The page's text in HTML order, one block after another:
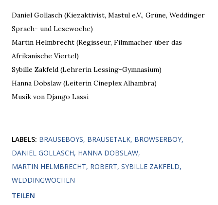
Daniel Gollasch (Kiezaktivist, Mastul e.V., Grüne, Weddinger
Sprach- und Lesewoche)
Martin Helmbrecht (Regisseur, Filmmacher über das
Afrikanische Viertel)
Sybille Zakfeld (Lehrerin Lessing-Gymnasium)
Hanna Dobslaw (Leiterin Cineplex Alhambra)
Musik von Django Lassi
LABELS: BRAUSEBOYS BRAUSETALK BROWSERBOY
DANIEL GOLLASCH HANNA DOBSLAW
MARTIN HELMBRECHT ROBERT SYBILLE ZAKFELD
WEDDINGWOCHEN
TEILEN